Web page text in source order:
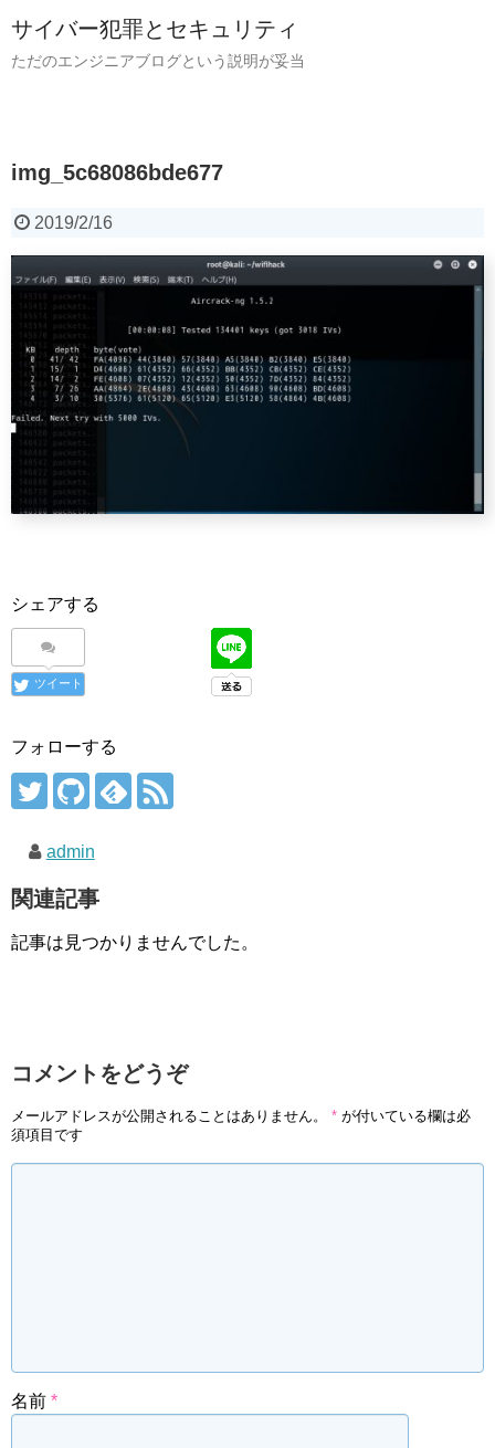
サイバー犯罪とセキュリティ
ただのエンジニアブログという説明が妥当
img_5c68086bde677
2019/2/16
シェアする
ツイート
フォローする
admin
関連記事
記事は見つかりませんでした。
コメントをどうぞ
メールアドレスが公開されることはありません。 * が付いている欄は必
須項目です
名前 *